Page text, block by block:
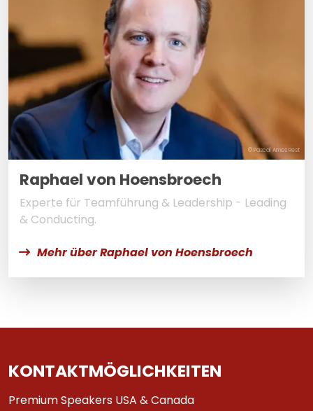
© Pascal Amos Rest
Raphael von Hoensbroech
Experte für Teamführung & Leadership - Leading
& Conducting.
Mehr über Raphael von Hoensbroech
KONTAKTMÖGLICHKEITEN
Premium Speakers USA & Canada